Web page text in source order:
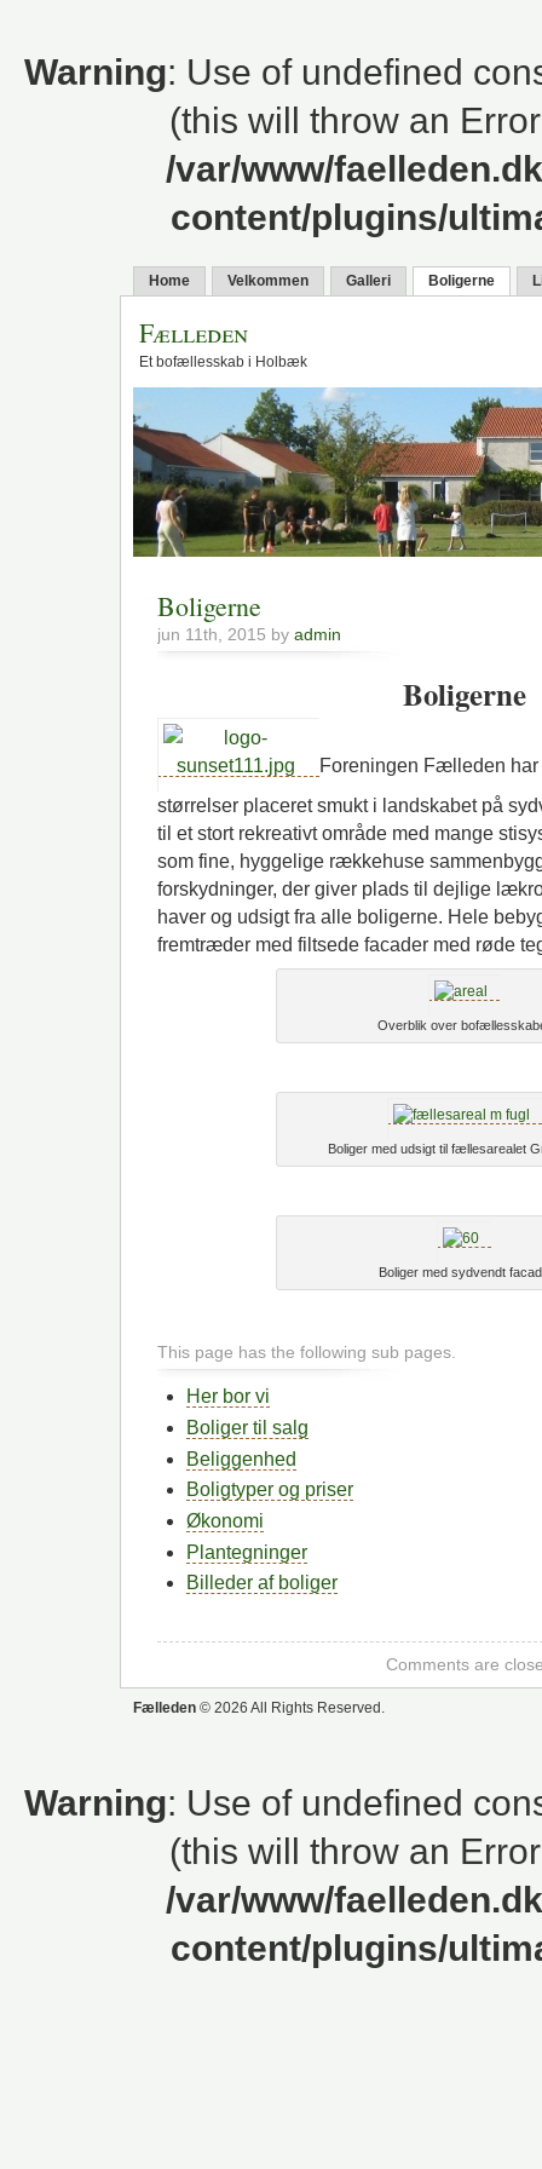
Warning: Use of undefined
(this will throw an
/var/www/
content/plugins/
Home Velkommen Galleri Boligerne
Fælleden
Et bofællesskab i Holbæk
Boligerne
jun 11th, 2015 by admin
Boligerne
Foreningen Fælleden
størrelser placeret smukt i landskabet på
til et stort rekreativt område med mange
som fine, hyggelige rækkehuse
forskydninger, der giver plads til dejlige
haver og udsigt fra alle boligerne. Hele
fremtræder med filtsede facader med røde
Overblik over
Boliger med udsigt til fællesarealet
Boliger med sydvendt
This page has the following sub pages.
Her bor vi
Boliger til salg
Beliggenhed
Boligtyper og priser
Økonomi
Plantegninger
Billeder af boliger
Comments are
Fælleden © 2026 All Rights Reserved.
Warning: Use of undefined
(this will throw an
/var/www/
content/plugins/